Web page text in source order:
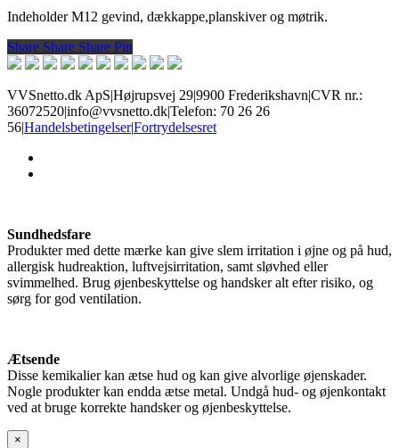
Indeholder M12 gevind, dækkappe,planskiver og møtrik.
Share
Share Share Share Pin
VVSnetto.dk ApS|Højrupsvej 29|9900 Frederikshavn|CVR nr.:
36072520|info@vvsnetto.dk|Telefon: 70 26 26
56|Handelsbetingelser|Fortrydelsesret
Sundhedsfare
Produkter med dette mærke kan give slem irritation i øjne og på hud,
allergisk hudreaktion, luftvejsirritation, samt sløvhed eller
svimmelhed. Brug øjenbeskyttelse og handsker alt efter risiko, og
sørg for god ventilation.
Ætsende
Disse kemikalier kan ætse hud og kan give alvorlige øjenskader.
Nogle produkter kan endda ætse metal. Undgå hud- og øjenkontakt
ved at bruge korrekte handsker og øjenbeskyttelse.
×